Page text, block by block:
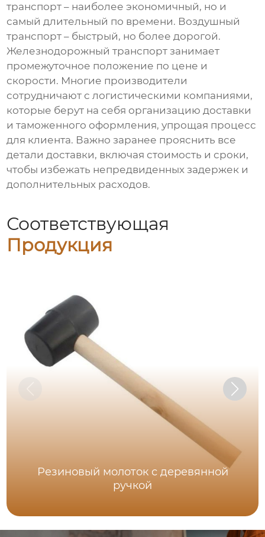
транспорт – наиболее экономичный, но и
самый длительный по времени. Воздушный
транспорт – быстрый, но более дорогой.
Железнодорожный транспорт занимает
промежуточное положение по цене и
скорости. Многие производители
сотрудничают с логистическими компаниями,
которые берут на себя организацию доставки
и таможенного оформления, упрощая процесс
для клиента. Важно заранее прояснить все
детали доставки, включая стоимость и сроки,
чтобы избежать непредвиденных задержек и
дополнительных расходов.
Соответствующая
Продукция
Резиновый молоток с деревянной
ручкой